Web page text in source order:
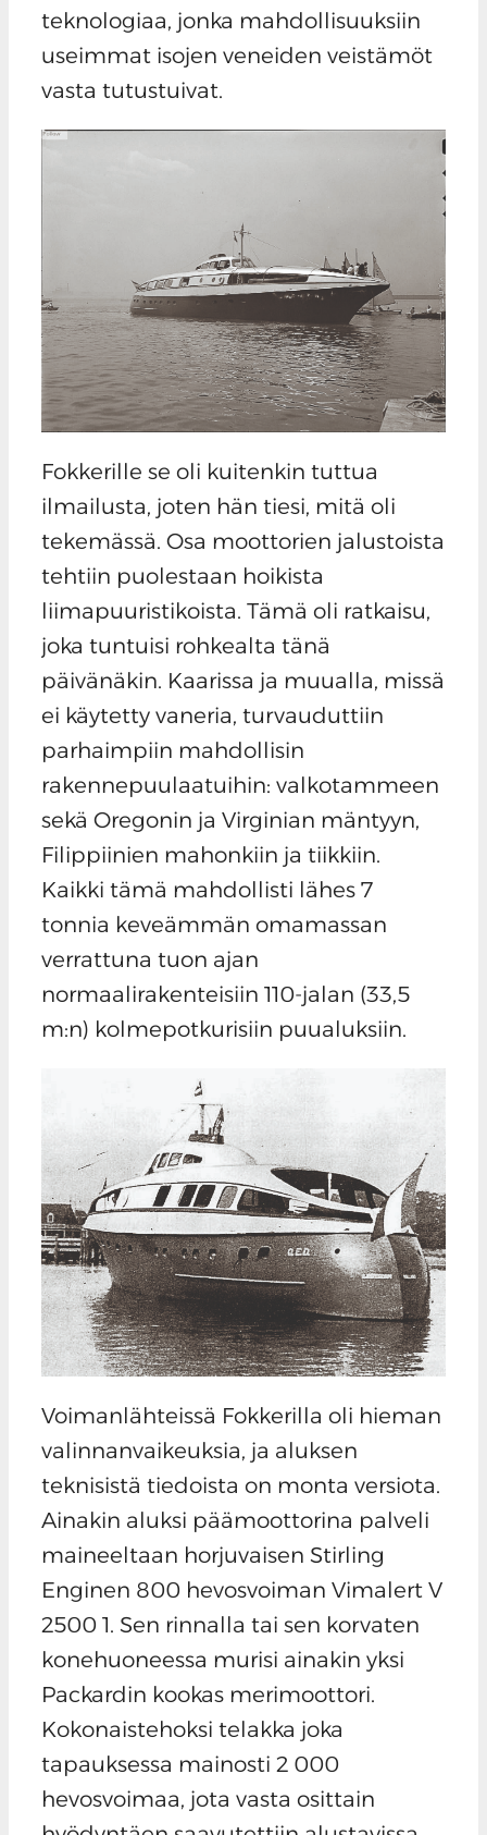
teknologiaa, jonka mahdollisuuksiin
useimmat isojen veneiden veistämöt
vasta tutustuivat.
Fokkerille se oli kuitenkin tuttua
ilmailusta, joten hän tiesi, mitä oli
tekemässä. Osa moottorien jalustoista
tehtiin puolestaan hoikista
liimapuuristikoista. Tämä oli ratkaisu,
joka tuntuisi rohkealta tänä
päivänäkin. Kaarissa ja muualla, missä
ei käytetty vaneria, turvauduttiin
parhaimpiin mahdollisin
rakennepuulaatuihin: valkotammeen
sekä Oregonin ja Virginian mäntyyn,
Filippiinien mahonkiin ja tiikkiin.
Kaikki tämä mahdollisti lähes 7
tonnia keveämmän omamassan
verrattuna tuon ajan
normaalirakenteisiin 110-jalan (33,5
m:n) kolmepotkurisiin puualuksiin.
Voimanlähteissä Fokkerilla oli hieman
valinnanvaikeuksia, ja aluksen
teknisistä tiedoista on monta versiota.
Ainakin aluksi päämoottorina palveli
maineeltaan horjuvaisen Stirling
Enginen 800 hevosvoiman Vimalert V
2500 1. Sen rinnalla tai sen korvaten
konehuoneessa murisi ainakin yksi
Packardin kookas merimoottori.
Kokonaistehoksi telakka joka
tapauksessa mainosti 2 000
hevosvoimaa, jota vasta osittain